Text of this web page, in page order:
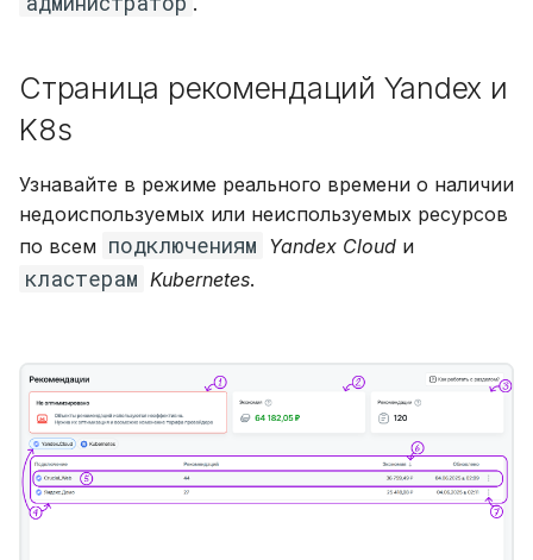
Страница рекомендаций Yandex и
K8s
Узнавайте в режиме реального времени о наличии
недоиспользуемых или неиспользуемых ресурсов
по всем подключениям Yandex Cloud и
кластерам Kubernetes.